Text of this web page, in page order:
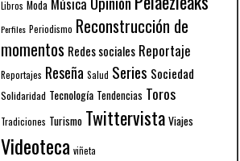
Libros Moda
Perfiles Periodismo Reconstrucción de
momentos Redes sociales Reportaje
Reportajes Reseña Salud Series Sociedad
Solidaridad Tecnología Tendencias Toros
Tradiciones Turismo Twittervista Viajes
Videoteca viñeta